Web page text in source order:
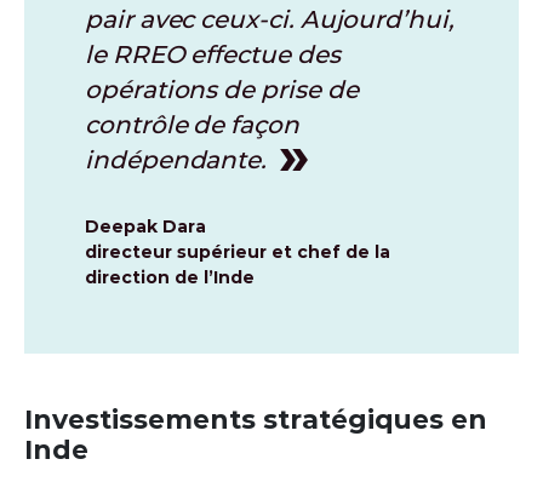
pair avec ceux-ci. Aujourd’hui,
le RREO effectue des
opérations de prise de
contrôle de façon
indépendante.
Deepak Dara
directeur supérieur et chef de la
direction de l’Inde
Investissements stratégiques en
Inde